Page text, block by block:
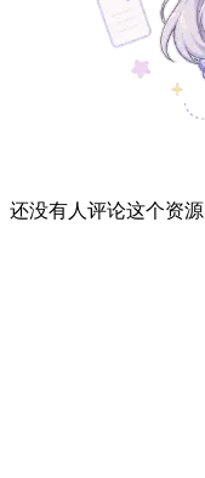
还没有人评论这个资源